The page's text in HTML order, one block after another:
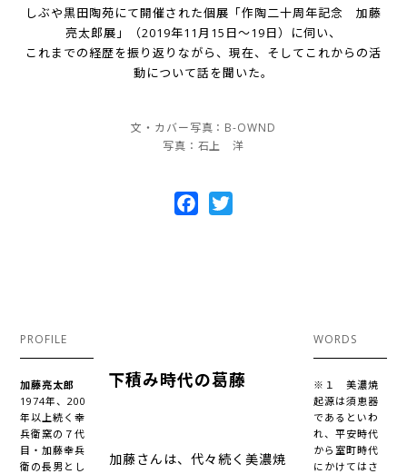
しぶや黒田陶苑にて開催された個展「作陶二十周年記念 加藤
亮太郎展」（2019年11月15日～19日）に伺い、
これまでの経歴を振り返りながら、現在、そしてこれからの活
動について話を聞いた。
文・カバー写真：B-OWND
写真：石上 洋
Facebook
PROFILE
加藤亮太郎
1974年、200
年以上続く幸
兵衛窯の７代
目・加藤幸兵
衛の長男とし
下積み時代の葛藤
――加藤さんは、代々続く美濃焼
WORDS
※１ 美濃焼
起源は須恵器
であるといわ
れ、平安時代
から室町時代
にかけてはさ